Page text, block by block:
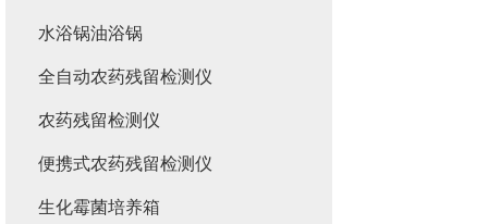
水浴锅油浴锅
全自动农药残留检测仪
农药残留检测仪
便携式农药残留检测仪
生化霉菌培养箱